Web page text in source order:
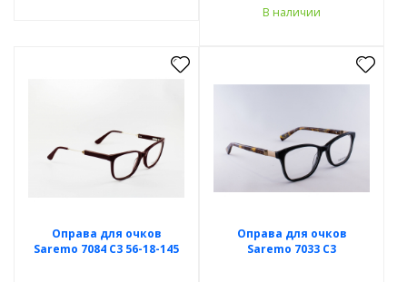
В наличии
Оправа для очков
Saremo 7084 C3 56-18-145
Оправа для очков
Saremo 7033 C3